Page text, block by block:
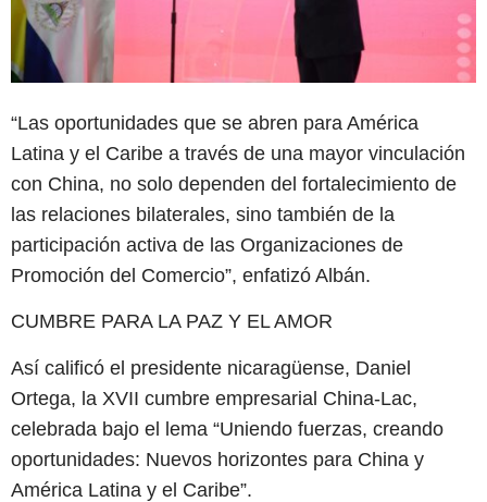
“Las oportunidades que se abren para América
Latina y el Caribe a través de una mayor vinculación
con China, no solo dependen del fortalecimiento de
las relaciones bilaterales, sino también de la
participación activa de las Organizaciones de
Promoción del Comercio”, enfatizó Albán.
CUMBRE PARA LA PAZ Y EL AMOR
Así calificó el presidente nicaragüense, Daniel
Ortega, la XVII cumbre empresarial China-Lac,
celebrada bajo el lema “Uniendo fuerzas, creando
oportunidades: Nuevos horizontes para China y
América Latina y el Caribe”.